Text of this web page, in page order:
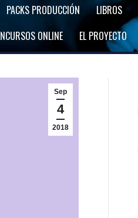
PACKS PRODUCCIÓN LIBROS
ONLINE
EL PROYECTO
Sep
4
2018